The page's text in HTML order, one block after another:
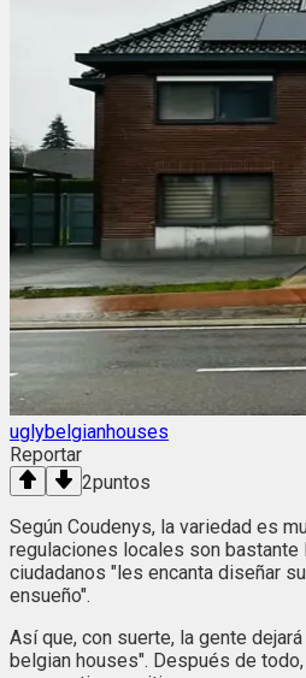
uglybelgianhouses
Reportar
2puntos
Según Coudenys, la variedad es
regulaciones locales son bastante
ciudadanos "les encanta diseñar
ensueño".
Así que, con suerte, la gente
belgian houses". Después de